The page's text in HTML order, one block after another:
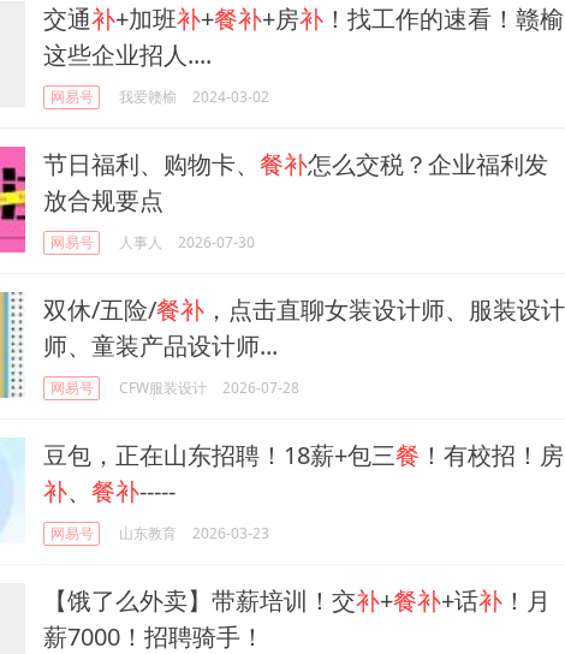
交通补+加班补+餐补+房补 ！找工作的速看！赣榆
这些企业招人....
网易号 我爱赣榆 2024-03-02
节日福利、购物卡、 餐补怎么交税？企业福利发
放合规要点
网易号 人事人 2026-07-30
双休/五险/餐补 ，点击直聊女装设计师、服装设计
师、童装产品设计师...
网易号 CFW服装设计 2026-07-28
豆包，正在山东招聘！18薪+包三餐 ！有校招！房
补、 餐补-----
网易号 山东教育 2026-03-23
【饿了么外卖】带薪培训！交补+餐补+话补 ！月
薪7000！招聘骑手！